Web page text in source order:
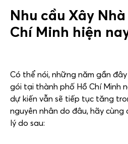
Nhu cầu Xây
Chí Minh hiện
Có thể nói, những năm gần
gói tại thành phố Hồ Chí Minh
dự kiến vẫn sẽ tiếp tục tăng
nguyên nhân do đâu, hãy
lý do sau: